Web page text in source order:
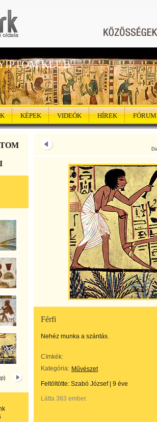
KLUB
KÉPEK VIDEÓK HÍREK FÓRUM
Férfi
Nehéz munka a szántás.
Címkék:
Kategória: Művészet
Feltöltötte: Szabó József| 9 éve
Látta 383 ember.